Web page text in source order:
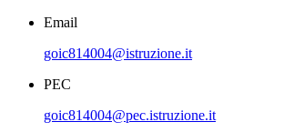
Email
goic814004@istruzione.it
PEC
goic814004@pec.istruzione.it